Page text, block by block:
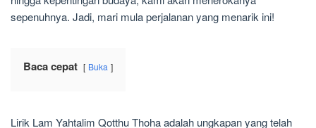
sepenuhnya. Jadi, mari mula perjalanan yang menarik ini!
Baca cepat Buka
Lirik Lam Yahtalim Qotthu Thoha adalah ungkapan yang telah